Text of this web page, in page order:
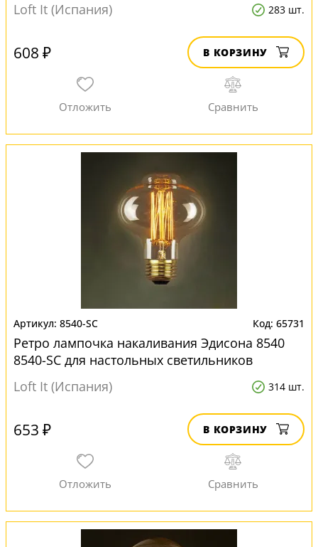
Loft It (Испания)
283 шт.
608 ₽ В КОРЗИНУ
8540-SC 65731
Ретро лампочка накаливания Эдисона 8540
8540-SC для настольных светильников
Loft It (Испания)
314 шт.
653 ₽ В КОРЗИНУ